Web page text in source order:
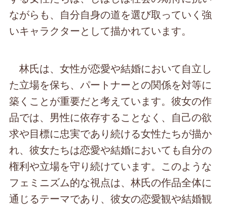
ながらも、自分自身の道を選び取っていく強
いキャラクターとして描かれています。
林氏は、女性が恋愛や結婚において自立し
た立場を保ち、パートナーとの関係を対等に
築くことが重要だと考えています。彼女の作
品では、男性に依存することなく、自己の欲
求や目標に忠実であり続ける女性たちが描か
れ、彼女たちは恋愛や結婚においても自分の
権利や立場を守り続けています。このような
フェミニズム的な視点は、林氏の作品全体に
通じるテーマであり、彼女の恋愛観や結婚観